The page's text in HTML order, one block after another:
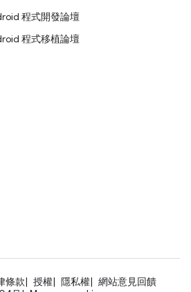
程式開發論壇
程式移植論壇
條款 授權 隱私權
網站意見回饋